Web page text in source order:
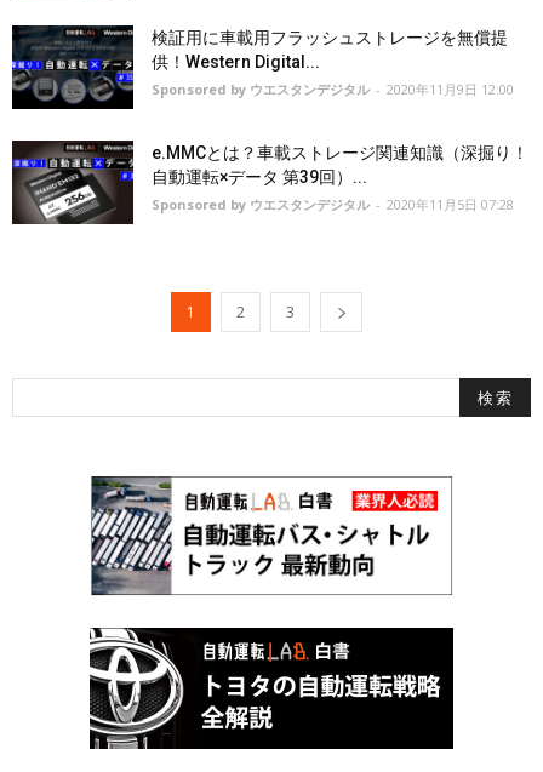
検証用に車載用フラッシュストレージを無償提
供！Western Digital...
Sponsored by ウエスタンデジタル - 2020年11月9日 12:00
e.MMCとは？車載ストレージ関連知識（深掘り！
自動運転×データ 第39回）...
Sponsored by ウエスタンデジタル - 2020年11月5日 07:28
1 2 3